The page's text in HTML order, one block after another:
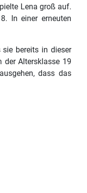
Lena groß auf.
In einer erneuten
sie bereits in dieser
Altersklasse 19
dass das